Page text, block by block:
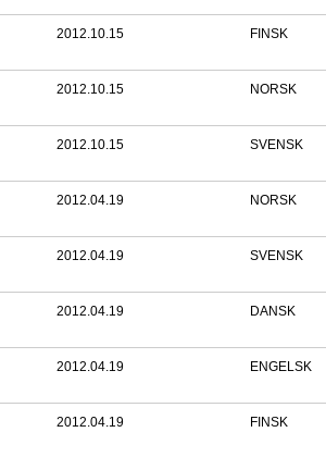
2012.10.15 FINSK
2012.10.15 NORSK
2012.10.15 SVENSK
2012.04.19 NORSK
2012.04.19 SVENSK
2012.04.19 DANSK
2012.04.19 ENGELSK
2012.04.19 FINSK